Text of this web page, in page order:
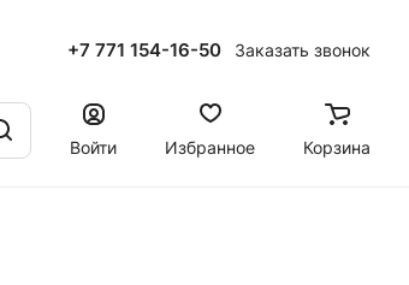
+7 771 154-16-50 Заказать звонок
Войти
Избранное Корзина